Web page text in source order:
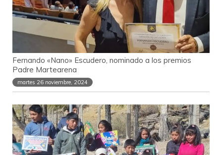
Fernando «Nano» Escudero, nominado a los premios
Padre Martearena
martes 26 noviembre, 2024